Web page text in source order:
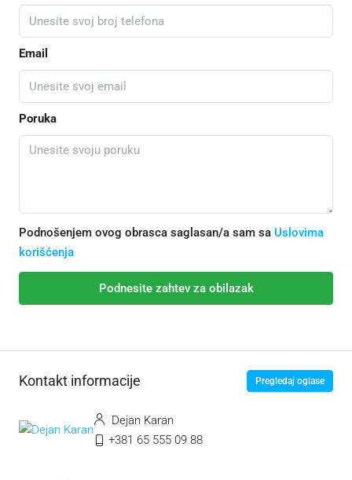
Email
Poruka
Podnošenjem ovog obrasca saglasan/a sam sa Uslovima
korišćenja
Podnesite zahtev za obilazak
Kontakt informacije Pregledaj oglase
Dejan Karan
+381 65 555 09 88